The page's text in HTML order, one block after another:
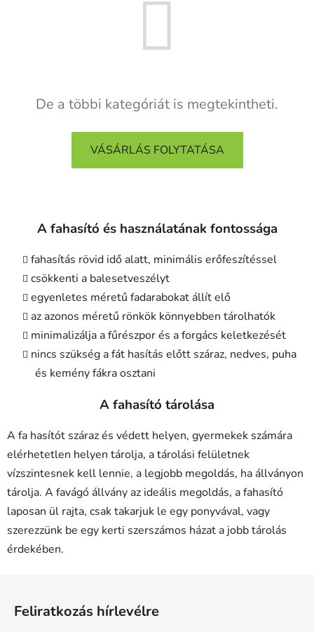
De a többi kategóriát is megtekintheti.
VÁSÁRLÁS FOLYTATÁSA
A fahasító és használatának fontossága
fahasítás rövid idő alatt, minimális erőfeszítéssel
csökkenti a balesetveszélyt
egyenletes méretű fadarabokat állít elő
az azonos méretű rönkök könnyebben tárolhatók
minimalizálja a fűrészpor és a forgács keletkezését
nincs szükség a fát hasítás előtt száraz, nedves, puha
és kemény fákra osztani
A fahasító tárolása
A fa hasítót száraz és védett helyen, gyermekek számára
elérhetetlen helyen tárolja, a tárolási felületnek
vízszintesnek kell lennie, a legjobb megoldás, ha állványon
tárolja. A favágó állvány az ideális megoldás, a fahasító
laposan ül rajta, csak takarjuk le egy ponyvával, vagy
szerezzünk be egy kerti szerszámos házat a jobb tárolás
érdekében.
Feliratkozás hírlevélre